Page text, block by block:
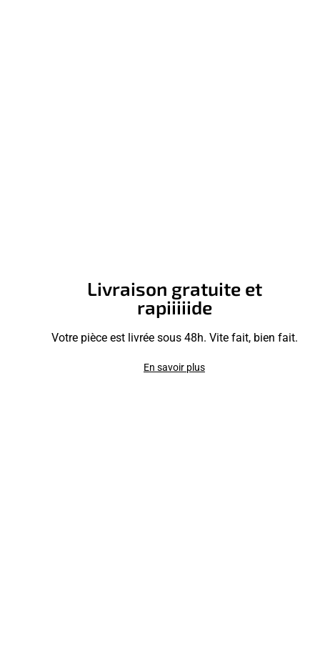
Livraison gratuite et
rapiiiiide
Votre pièce est livrée sous 48h. Vite fait, bien fait.
En savoir plus